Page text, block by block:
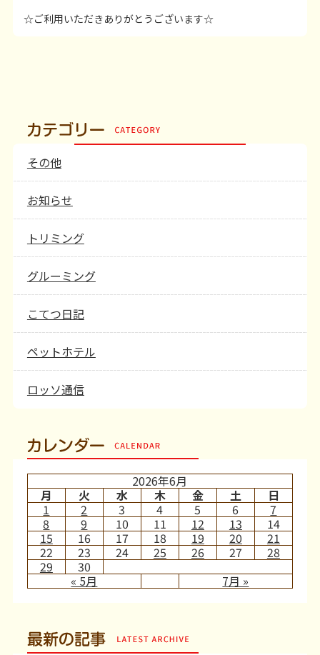
☆ご利用いただきありがとうございます☆
その他
お知らせ
トリミング
グルーミング
こてつ日記
ペットホテル
ロッソ通信
カレンダー
2026年6月
月
火 水 木 金 土 日
« 5月 7月 »
1 2 3 4 5 6
7
8
9 10 11 12 13
14
15
16 17 18 19 20
21
22
23 24 25 26 27
28
29
30
最新の記事